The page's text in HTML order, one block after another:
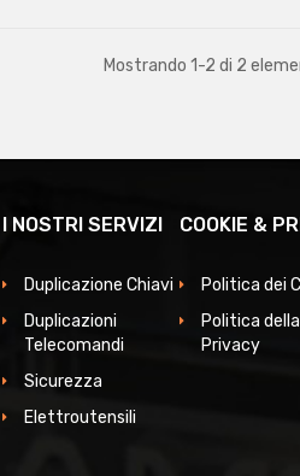
Mostrando 1-2 di 2
I NOSTRI SERVIZI
Duplicazione Chiavi
Duplicazioni
Telecomandi
Sicurezza
Elettroutensili
COOKIE &
Politica dei
Politica della
Privacy